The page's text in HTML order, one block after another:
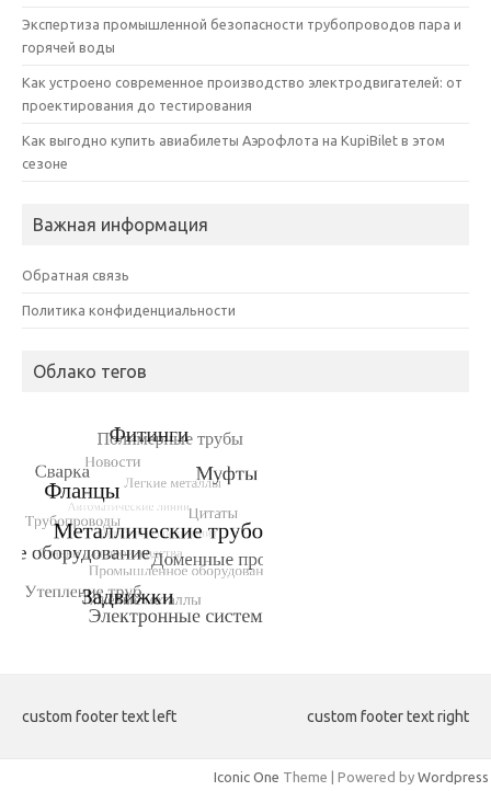
Экспертиза промышленной безопасности трубопроводов пара и
горячей воды
Как устроено современное производство электродвигателей: от
проектирования до тестирования
Как выгодно купить авиабилеты Аэрофлота на KupiBilet в этом
сезоне
Важная информация
Обратная связь
Политика конфиденциальности
Облако тегов
custom footer text left custom footer text right
Iconic One Theme | Powered by Wordpress